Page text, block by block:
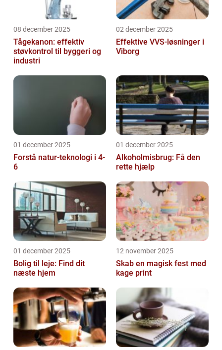
08 december 2025
Tågekanon: effektiv
støvkontrol til byggeri og
industri
02 december 2025
Effektive VVS-løsninger i
Viborg
01 december 2025
Forstå natur-teknologi i 4-
6
01 december 2025
Alkoholmisbrug: Få den
rette hjælp
01 december 2025
Bolig til leje: Find dit
næste hjem
12 november 2025
Skab en magisk fest med
kage print